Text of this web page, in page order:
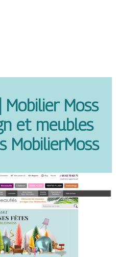
Mobilier Moss
et meubles
Mobi­lier­Moss